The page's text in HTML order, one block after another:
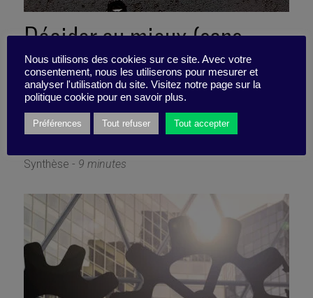
Décider au mieux (sans
avoir toutes les cartes en
main)
Synthèse - 9 minutes
Nous utilisons des cookies sur ce site. Avec votre
consentement, nous les utiliserons pour mesurer et
analyser l'utilisation du site. Visitez notre page sur la
politique cookie pour en savoir plus.
Préférences Tout refuser Tout accepter